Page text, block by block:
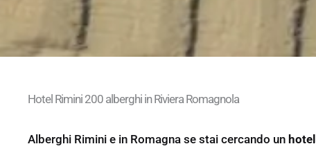
Hotel Rimini 200 alberghi in Riviera Romagnola
Alberghi Rimini e in Romagna se stai cercando un hotel